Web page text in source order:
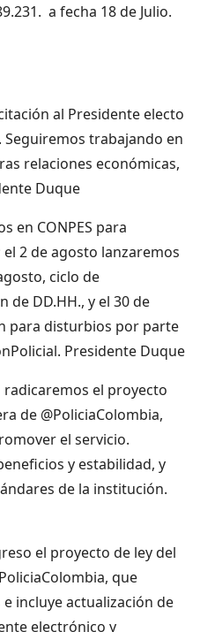
a fecha 18 de Julio.
al Presidente electo
Seguiremos trabajando en
relaciones económicas,
Duque
en CONPES para
2 de agosto lanzaremos
ciclo de
de DD.HH., y el 30 de
para disturbios por parte
Presidente Duque
el proyecto
de @PoliciaColombia,
el servicio.
y estabilidad, y
de la institución.
el proyecto de ley del
que
incluye actualización de
electrónico y